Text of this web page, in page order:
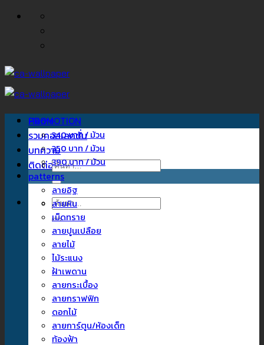
ข้าม
Home
รวมคอลเลคชั่น
บทความ
ติดต่อเรา
ค้นหา:
ค้นหา:
PROMOTION
340 บาท / ม้วน
350 บาท / ม้วน
390 บาท / ม้วน
patterns
ลายอิฐ
ลายหิน
เม็ดทราย
ลายปูนเปลือย
ลายไม้
ไม้ระแนง
ฝ้าเพดาน
ลายกระเบื้อง
ลายกราฟฟิก
ดอกไม้
ลายการ์ตูน/ห้องเด็ก
ท้องฟ้า